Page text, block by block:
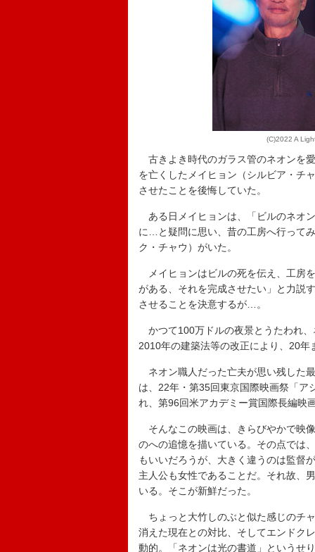
(C)2022 A
古きよき時代のガラス管のネオンを
を亡くしたメイヒョン（シルビア・チ
させたことを後悔していた。
ある日メイヒョンは、「ビルのネオ
に…と疑問に思い、昔の工房へ行って
ク・チャウ）がいた。
メイヒョンはビルの死を伝え、工房
がある、それを完成させたい」と力説
させることを決意するが…。
かつて100万ドルの夜景とうたわれ
2010年の建築法等の改正により、20
ネオン職人だった亡夫が思い残した
は、22年・第35回東京国際映画祭「ア
れ、第96回米アカデミー賞国際長編映
そんなこの映画は、きらびやかで映
のへの追憶を描いている。その点では
もいいだろうが、大きく違うのは監督
主人公も女性であることだ。それ故、
いる。そこが新鮮だった。
ちょっと大竹しのぶと似た感じのチ
消えた現在との対比、そしてエンドク
動的。「ネオンは光の書道」というせ